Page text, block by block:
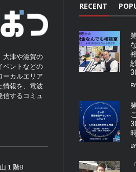
大津や滋賀の
ベントなどの
ーカルエリア
情報を、電波
信するコミュ
１階B
RECENT
BY
BY